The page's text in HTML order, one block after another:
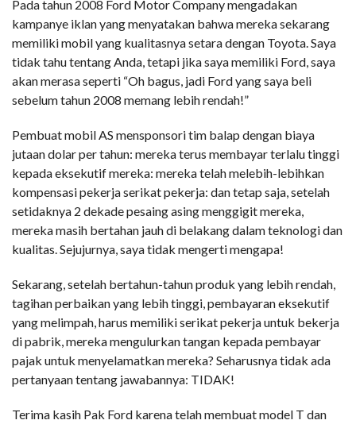
Pada tahun 2008 Ford Motor Company mengadakan
kampanye iklan yang menyatakan bahwa mereka sekarang
memiliki mobil yang kualitasnya setara dengan Toyota. Saya
tidak tahu tentang Anda, tetapi jika saya memiliki Ford, saya
akan merasa seperti “Oh bagus, jadi Ford yang saya beli
sebelum tahun 2008 memang lebih rendah!”
Pembuat mobil AS mensponsori tim balap dengan biaya
jutaan dolar per tahun: mereka terus membayar terlalu tinggi
kepada eksekutif mereka: mereka telah melebih-lebihkan
kompensasi pekerja serikat pekerja: dan tetap saja, setelah
setidaknya 2 dekade pesaing asing menggigit mereka,
mereka masih bertahan jauh di belakang dalam teknologi dan
kualitas. Sejujurnya, saya tidak mengerti mengapa!
Sekarang, setelah bertahun-tahun produk yang lebih rendah,
tagihan perbaikan yang lebih tinggi, pembayaran eksekutif
yang melimpah, harus memiliki serikat pekerja untuk bekerja
di pabrik, mereka mengulurkan tangan kepada pembayar
pajak untuk menyelamatkan mereka? Seharusnya tidak ada
pertanyaan tentang jawabannya: TIDAK!
Terima kasih Pak Ford karena telah membuat model T dan